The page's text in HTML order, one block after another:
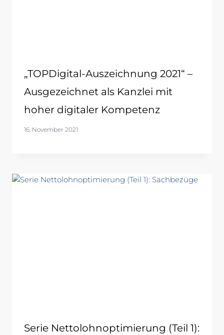
„TOPDigital-Auszeichnung 2021“ –
Ausgezeichnet als Kanzlei mit
hoher digitaler Kompetenz
16. November 2021
Serie Nettolohnoptimierung (Teil 1):